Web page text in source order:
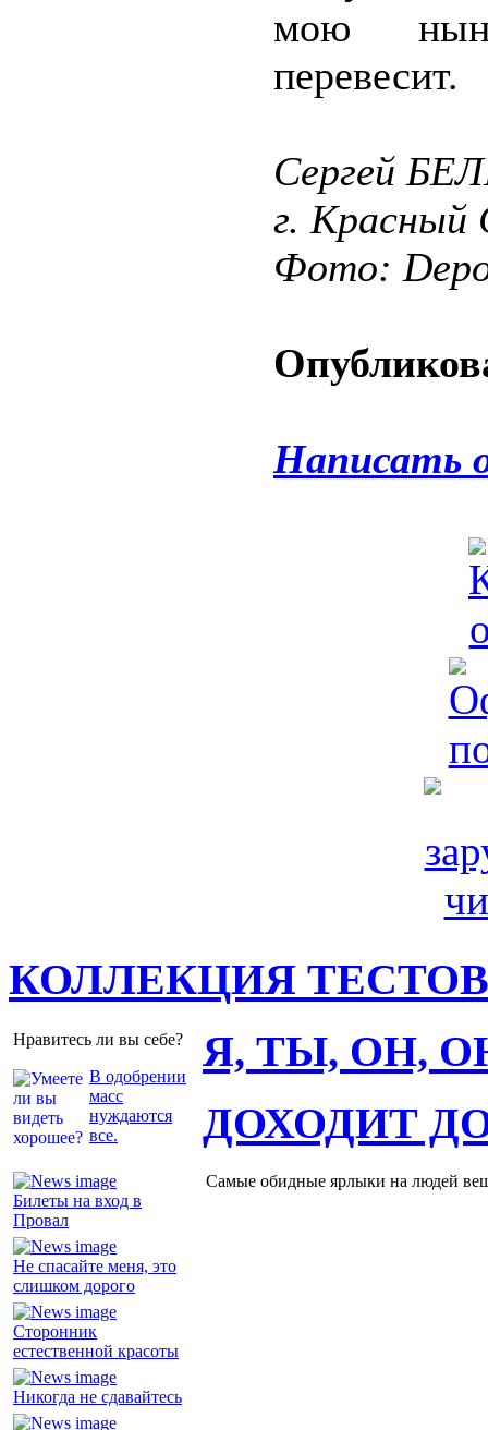
мою
перевесит.
Сергей
г. Красный
Фото:
Написать
КОЛЛЕКЦИЯ ТЕСТОВ
Нравитесь ли вы себе?
В одобрении
масс
нуждаются
все.
Я, ТЫ, ОН,
Билеты на вход в
Провал
Не спасайте меня, это
слишком дорого
Сторонник
естественной красоты
Никогда не сдавайтесь
ДОХОДИТ
Самые обидные ярлыки на людей